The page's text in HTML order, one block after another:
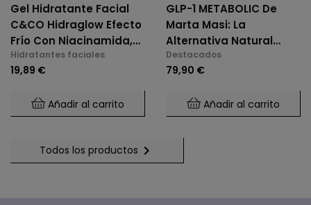
Gel Hidratante Facial
C&CO Hidraglow Efecto
Frío Con Niacinamida,
Xylitol, Panthenol,
Elastina Marina, Para
Hidratantes faciales
19,89 €
Añadir al carrito
GLP-1 METABOLIC De
Marta Masi: La
Alternativa Natural
Para El Control De
Glucosa Y Saciedad.
Destacados
79,90 €
Añadir al carrito
Todos los productos 